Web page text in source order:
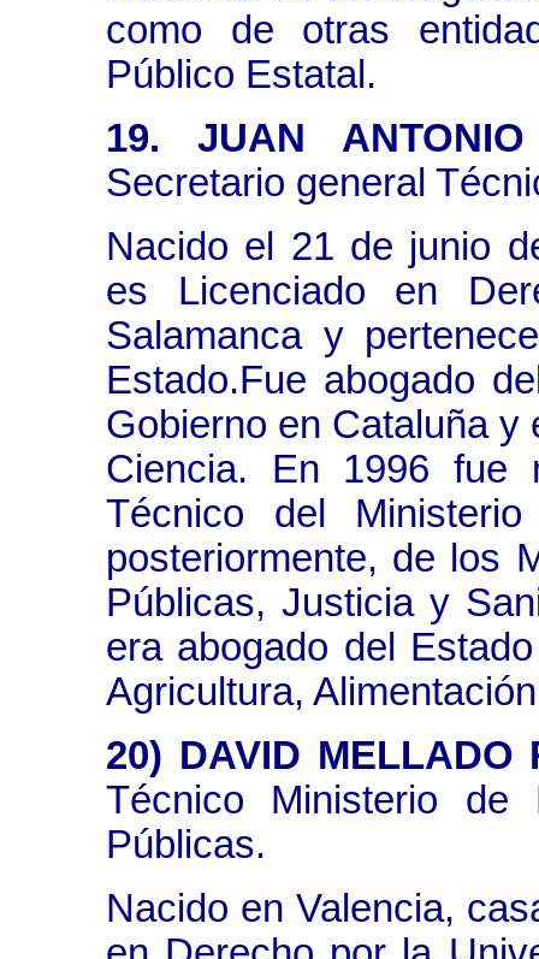
como de otras
Público Estatal.
19. JUAN ANTONIO
Secretario general
Nacido el 21 de junio
es Licenciado en
Salamanca y
Estado.Fue abogado
Gobierno en Cataluña y
Ciencia. En 1996 fue
Técnico del
posteriormente, de los
Públicas, Justicia y
era abogado del
Agricultura,
20) DAVID MELLADO
Técnico Ministerio de
Públicas.
Nacido en Valencia,